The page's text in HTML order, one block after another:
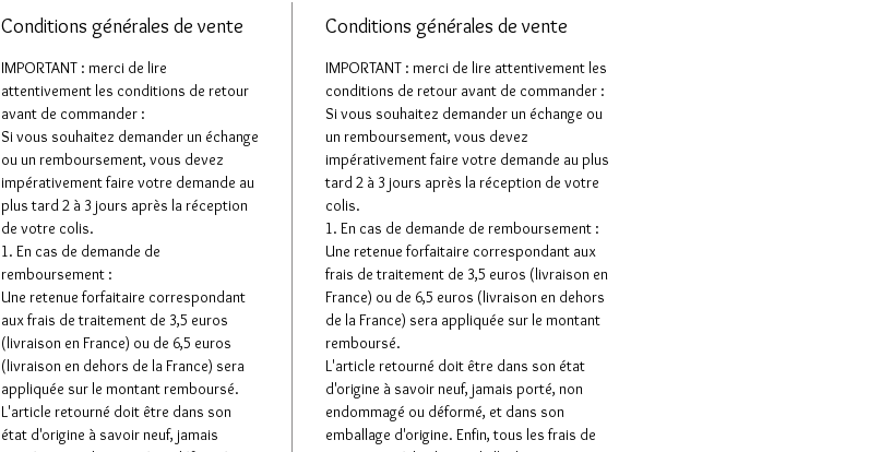
Conditions générales de vente
IMPORTANT : merci de lire
attentivement les conditions de retour
avant de commander :
Si vous souhaitez demander un échange
ou un remboursement, vous devez
impérativement faire votre demande au
plus tard 2 à 3 jours après la réception
de votre colis.
1. En cas de demande de
remboursement :
Une retenue forfaitaire correspondant
aux frais de traitement de 3,5 euros
(livraison en France) ou de 6,5 euros
(livraison en dehors de la France) sera
appliquée sur le montant remboursé.
L'article retourné doit être dans son
état d'origine à savoir neuf, jamais
Conditions générales de vente
IMPORTANT : merci de lire attentivement les
conditions de retour avant de commander :
Si vous souhaitez demander un échange ou
un remboursement, vous devez
impérativement faire votre demande au plus
tard 2 à 3 jours après la réception de votre
colis.
1. En cas de demande de remboursement :
Une retenue forfaitaire correspondant aux
frais de traitement de 3,5 euros (livraison en
France) ou de 6,5 euros (livraison en dehors
de la France) sera appliquée sur le montant
remboursé.
L'article retourné doit être dans son état
d'origine à savoir neuf, jamais porté, non
endommagé ou déformé, et dans son
emballage d'origine. Enfin, tous les frais de